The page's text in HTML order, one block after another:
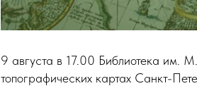
9 августа в 17.00 Библиотека им.
топографических картах Санкт-